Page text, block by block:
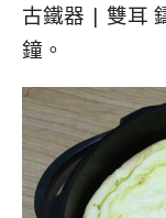
古鐵器 | 雙耳
鐘。